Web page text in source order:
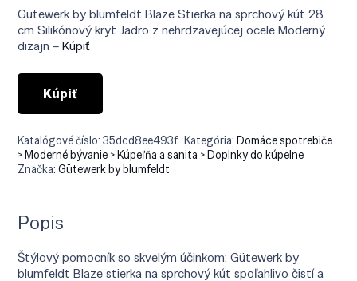
bola:
€29.90.
je:
€17.90.
Gütewerk by blumfeldt Blaze Stierka na sprchový kút 28
cm Silikónový kryt Jadro z nehrdzavejúcej ocele Moderný
dizajn –Kúpiť
Kúpiť
Katalógové číslo:35dcd8ee493f Kategória:Domáce spotrebiče
> Moderné bývanie > Kúpeľňa a sanita > Doplnky do kúpelne
Značka:Gütewerk by blumfeldt
Popis
Štýlový pomocník so skvelým účinkom: Gütewerk by
blumfeldt Blaze stierka na sprchový kút spoľahlivo čistí a